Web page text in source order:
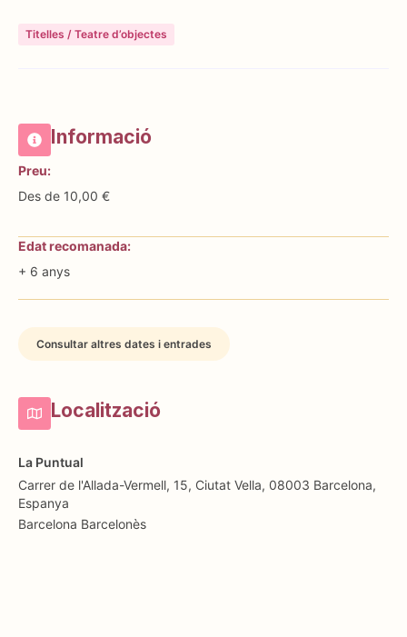
Titelles / Teatre d’objectes
Informació
Preu:
Des de 10,00 €
Edat recomanada:
+ 6 anys
Consultar altres dates i entrades
Localització
La Puntual
Carrer de l'Allada-Vermell, 15, Ciutat Vella, 08003 Barcelona,
Espanya
Barcelona Barcelonès